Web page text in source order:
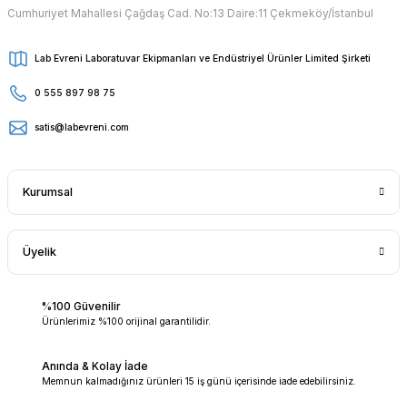
Cumhuriyet Mahallesi Çağdaş Cad. No:13 Daire:11 Çekmeköy/İstanbul
Lab Evreni Laboratuvar Ekipmanları ve Endüstriyel Ürünler Limited Şirketi
0 555 897 98 75
satis@labevreni.com
Kurumsal
Üyelik
%100 Güvenilir
Ürünlerimiz %100 orijinal garantilidir.
Anında & Kolay İade
Memnun kalmadığınız ürünleri 15 iş günü içerisinde iade edebilirsiniz.